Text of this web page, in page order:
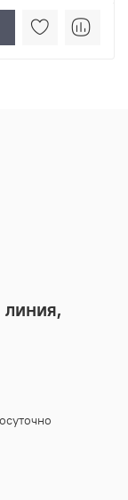
линия,